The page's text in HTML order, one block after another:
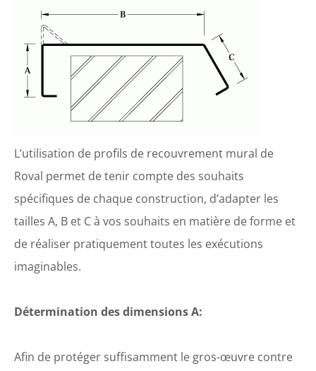
L’utilisation de profils de recouvrement mural de
Roval permet de tenir compte des souhaits
spécifiques de chaque construction, d’adapter les
tailles A, B et C à vos souhaits en matière de forme et
de réaliser pratiquement toutes les exécutions
imaginables.
Détermination des dimensions A:
Afin de protéger suffisamment le gros-œuvre contre